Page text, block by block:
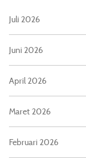
Juli 2026
Juni 2026
April 2026
Maret 2026
Februari 2026